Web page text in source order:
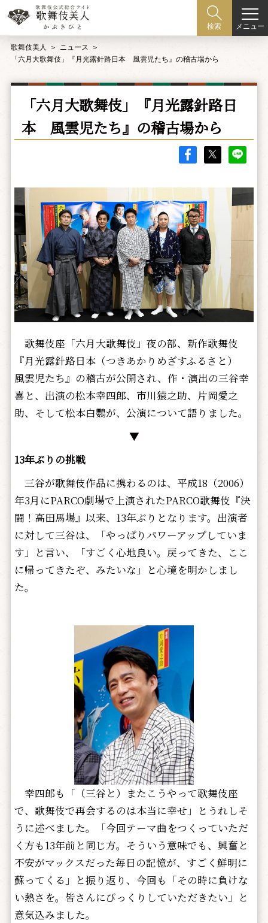
検索 メニュー
歌舞伎美人
ニュース
「六月大歌舞伎」『月光露針路日本 風雲児たち』の稽古場から
「六月大歌舞伎」『月光露針路日
本 風雲児たち』の稽古場から
歌舞伎座「六月大歌舞伎」夜の部、新作歌舞伎
『月光露針路日本（つきあかりめざすふるさと）
風雲児たち』の稽古が公開され、作・演出の三谷幸
喜と、出演の松本幸四郎、市川猿之助、片岡愛之
助、そして松本白鸚が、公演について語りました。
▼
13年ぶりの挑戦
三谷が歌舞伎作品に携わるのは、平成18（2006）
年3月にPARCO劇場で上演されたPARCO歌舞伎『決
闘！高田馬場』以来、13年ぶりとなります。出演者
に対して三谷は、「やっぱりパワーアップしていま
す」と言い、「すごく心地良い。戻ってきた、ここ
に帰ってきたぞ、みたいな」と心境を明かしまし
た。
幸四郎も「（三谷と）またこうやって歌舞伎座
で、歌舞伎で再会するのは本当に幸せ」とうれしそ
うに述べました。「今回テーマ曲をつくっていただ
く方も13年前と同じ方。そういう意味でも、興奮と
不安がマックスだった毎日の記憶が、すごく鮮明に
蘇ってくる」と振り返り、今回も「その時に負けな
い熱さを。皆さんにびっくりしていただきたい」と
意気込みました。